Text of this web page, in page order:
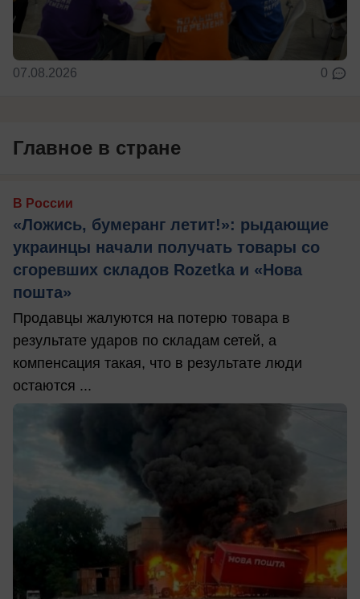
07.08.2026 0
Главное в стране
В России
«Ложись, бумеранг летит!»: рыдающие
украинцы начали получать товары со
сгоревших складов Rozetka и «Нова
пошта»
Продавцы жалуются на потерю товара в
результате ударов по складам сетей, а
компенсация такая, что в результате люди
остаются ...